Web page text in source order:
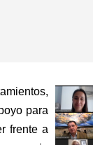
para
frente a